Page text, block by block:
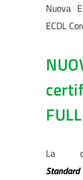
Nuova
ECDL
La
Standard